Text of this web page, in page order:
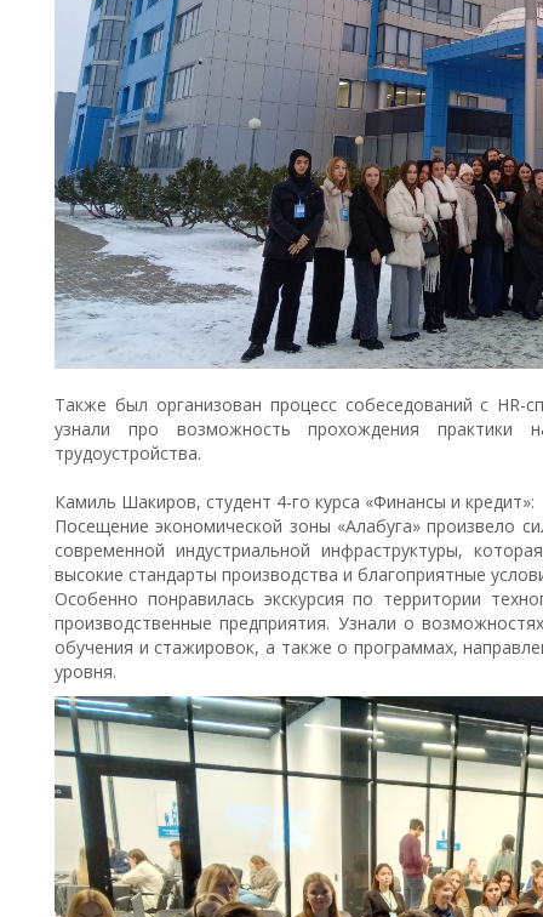
Также был организован процесс собеседований с HR-
узнали про возможность прохождения
трудоустройства.
Камиль Шакиров, студент 4-го курса «Финансы и кредит»:
Посещение экономической зоны «Алабуга» произвело
современной индустриальной инфраструктуры,
высокие стандарты производства и благоприятные
Особенно понравилась экскурсия по территории
производственные предприятия. Узнали о
обучения и стажировок, а также о программах,
уровня.